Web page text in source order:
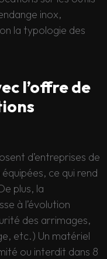
inox,
la typologie des
l’offre de
d’entreprises de
ce qui rend
plus, la
à l’évolution
des arrimages,
etc.) Un matériel
ou interdit dans 8